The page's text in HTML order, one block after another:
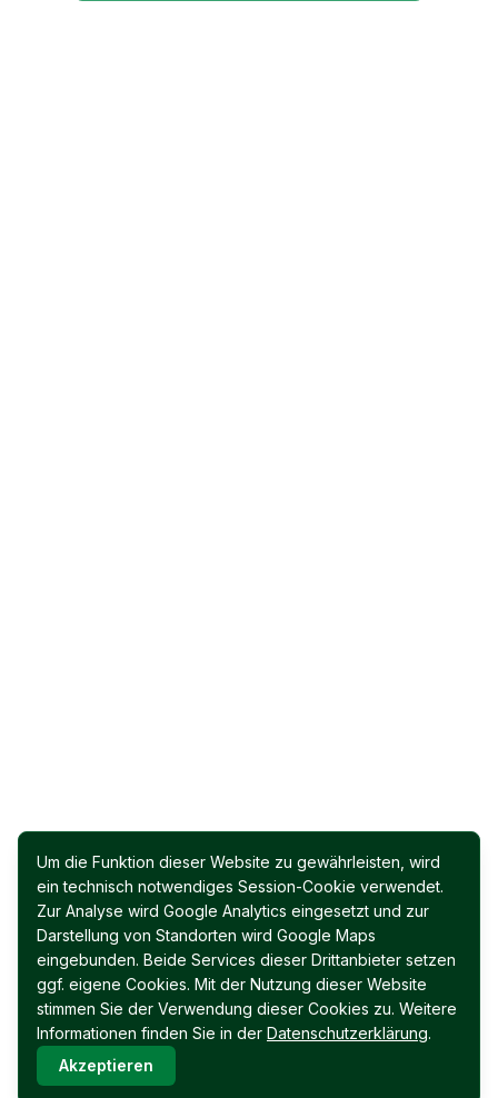
Um die Funktion dieser Website zu gewährleisten, wird
ein technisch notwendiges Session-Cookie verwendet.
Zur Analyse wird Google Analytics eingesetzt und zur
Darstellung von Standorten wird Google Maps
eingebunden. Beide Services dieser Drittanbieter setzen
ggf. eigene Cookies. Mit der Nutzung dieser Website
stimmen Sie der Verwendung dieser Cookies zu. Weitere
Informationen finden Sie in der Datenschutzerklärung.
Akzeptieren